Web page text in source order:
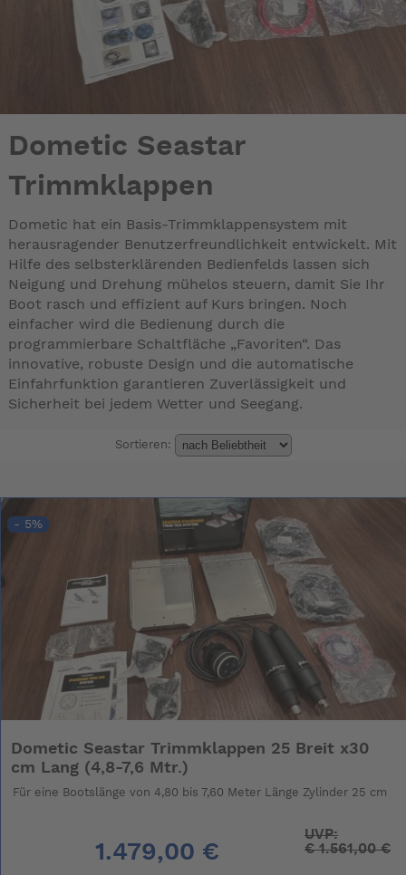
Dometic Seastar
Trimmklappen
Dometic hat ein Basis-Trimmklappensystem mit
herausragender Benutzerfreundlichkeit entwickelt. Mit
Hilfe des selbsterklärenden Bedienfelds lassen sich
Neigung und Drehung mühelos steuern, damit Sie Ihr
Boot rasch und effizient auf Kurs bringen. Noch
einfacher wird die Bedienung durch die
programmierbare Schaltfläche „Favoriten“. Das
innovative, robuste Design und die automatische
Einfahrfunktion garantieren Zuverlässigkeit und
Sicherheit bei jedem Wetter und Seegang.
Sortieren:
- 5%
Dometic Seastar Trimmklappen 25 Breit x30
cm Lang (4,8-7,6 Mtr.)
Für eine Bootslänge von 4,80 bis 7,60 Meter Länge Zylinder 25 cm
1.479,00 €
UVP:
€1.561,00 €